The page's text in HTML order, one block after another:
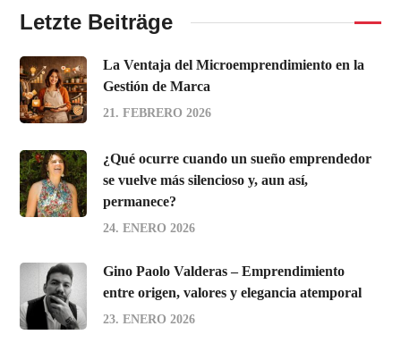
Letzte Beiträge
La Ventaja del Microemprendimiento en la
Gestión de Marca
21. FEBRERO 2026
¿Qué ocurre cuando un sueño emprendedor
se vuelve más silencioso y, aun así,
permanece?
24. ENERO 2026
Gino Paolo Valderas – Emprendimiento
entre origen, valores y elegancia atemporal
23. ENERO 2026